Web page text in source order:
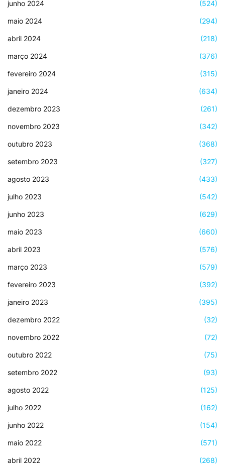
junho 2024 (524)
maio 2024 (294)
abril 2024 (218)
março 2024 (376)
fevereiro 2024 (315)
janeiro 2024 (634)
dezembro 2023 (261)
novembro 2023 (342)
outubro 2023 (368)
setembro 2023 (327)
agosto 2023 (433)
julho 2023 (542)
junho 2023 (629)
maio 2023 (660)
abril 2023 (576)
março 2023 (579)
fevereiro 2023 (392)
janeiro 2023 (395)
dezembro 2022 (32)
novembro 2022 (72)
outubro 2022 (75)
setembro 2022 (93)
agosto 2022 (125)
julho 2022 (162)
junho 2022 (154)
maio 2022 (571)
abril 2022 (268)